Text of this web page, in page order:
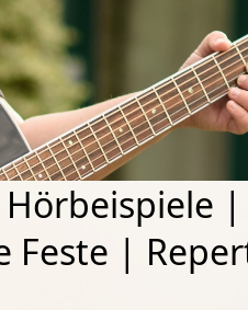
Hörbeispiele |
Feste |